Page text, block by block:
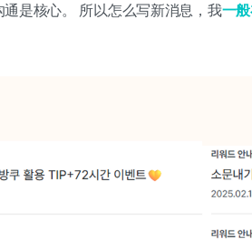
通是核心。 所以怎么写新消息，我一